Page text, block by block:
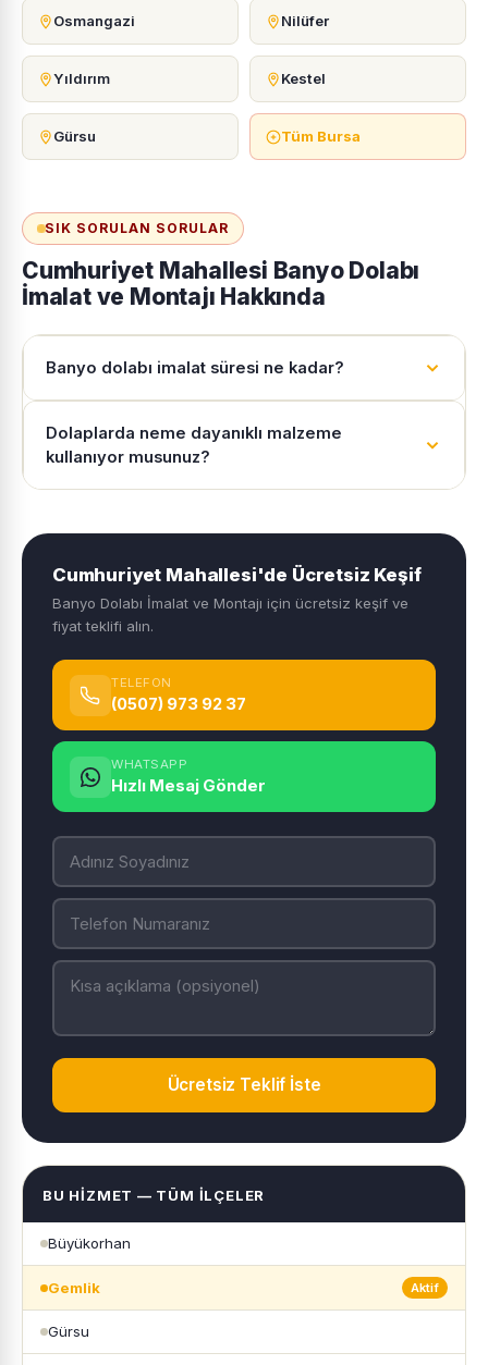
Osmangazi Nilüfer
Yıldırım Kestel
Gürsu Tüm Bursa
SIK SORULAN SORULAR
Cumhuriyet Mahallesi Banyo Dolabı
İmalat ve Montajı Hakkında
Banyo dolabı imalat süresi ne kadar?
Dolaplarda neme dayanıklı malzeme
kullanıyor musunuz?
Cumhuriyet Mahallesi'de Ücretsiz Keşif
Banyo Dolabı İmalat ve Montajı için ücretsiz keşif ve
fiyat teklifi alın.
TELEFON
(0507) 973 92 37
WHATSAPP
Hızlı Mesaj Gönder
Ücretsiz Teklif İste
BU HIZMET — TÜM İLÇELER
Büyükorhan
Gemlik Aktif
Gürsu